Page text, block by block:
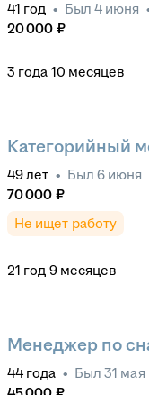
41 год • Был 4 июня
20 000 ₽
3 года 10 месяцев
Категорийный
49лет • Был 6 июня
70 000 ₽
Не ищет работу
21 год 9 месяцев
Менеджер по
44 года • Был 31 мая